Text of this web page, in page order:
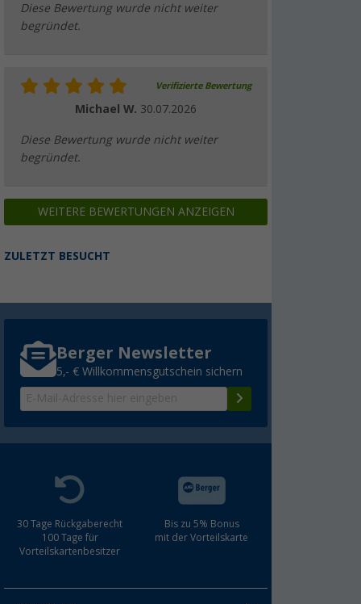
Diese Bewertung wurde nicht weiter
begründet.
Verifizierte Bewertung
Michael W. 30.07.2026
Diese Bewertung wurde nicht weiter
begründet.
WEITERE BEWERTUNGEN ANZEIGEN
ZULETZT BESUCHT
Berger Newsletter
5,- € Willkommensgutschein sichern
30 Tage Rückgaberecht
100 Tage für
Vorteilskartenbesitzer
Bis zu 5% Bonus
mit der Vorteilskarte